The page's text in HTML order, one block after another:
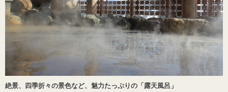
絶景、四季折々の景色など、魅力たっぷりの「露天風呂」